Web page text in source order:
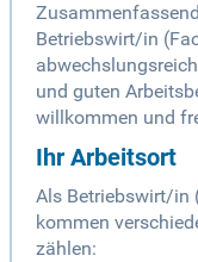
Betriebswirt/in
und guten
willkommen und
Ihr Arbeitsort
Als Betriebswirt/in
kommen
zählen: